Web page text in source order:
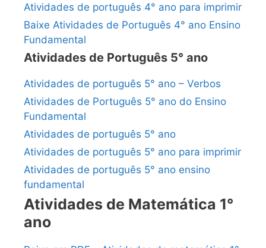
Atividades de português 4° ano para imprimir
Baixe Atividades de Português 4° ano Ensino
Fundamental
Atividades de Português 5° ano
Atividades de português 5° ano – Verbos
Atividades de Português 5° ano do Ensino
Fundamental
Atividades de português 5° ano
Atividades de português 5° ano para imprimir
Atividades de português 5° ano ensino
fundamental
Atividades de Matemática 1°
ano